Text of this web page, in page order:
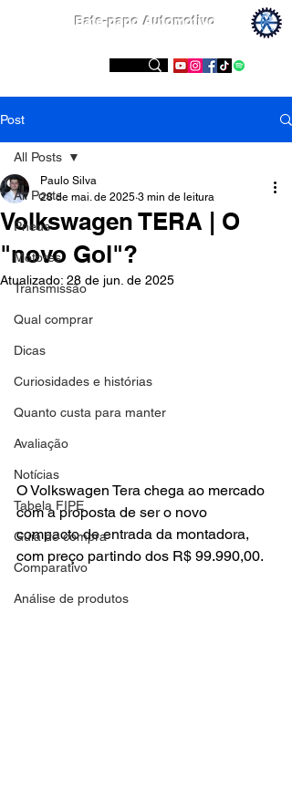
Bate-papo Automotivo
Post
All Posts
Pneus
Motores
Transmissão
Qual comprar
Dicas
Curiosidades e histórias
Quanto custa para manter
Avaliação
Notícias
Tabela FIPE
Guia de compra
Comparativo
Análise de produtos
All Posts
Volkswagen TERA | O
"novo Gol"?
Paulo Silva
28 de mai. de 2025 3 min de leitura
Atualizado: 28 de jun. de 2025
O Volkswagen Tera chega ao mercado
com a proposta de ser o novo
compacto de entrada da montadora,
com preço partindo dos R$ 99.990,00.